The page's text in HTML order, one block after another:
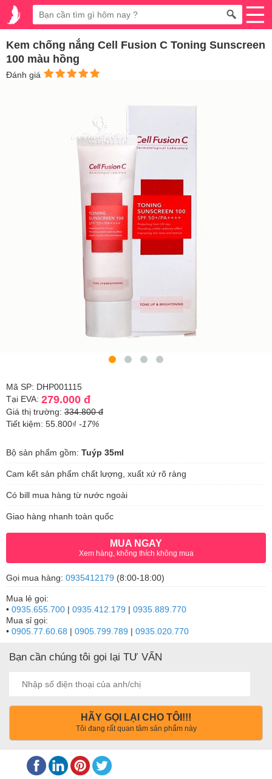
Kem chống nắng Cell Fusion C Toning Sunscreen
100 màu hồng
Đánh giá
Mã SP: DHP001115
Tại EVA: 279.000 đ
Giá thị trường: 334.800 đ
Tiết kiệm: 55.800₫ -17%
Bộ sản phẩm gồm: Tuýp 35ml
Cam kết sản phẩm chất lượng, xuất xứ rõ ràng
Có bill mua hàng từ nước ngoài
Giao hàng nhanh toàn quốc
MUA NGAY
Xem hàng, không thích không mua
Gọi mua hàng: 0935412179 (8:00-18:00)
Mua lẻ gọi:
• 0935.655.700 | 0935.412.179 | 0935.889.770
Mua sỉ gọi:
• 0905.77.60.68 | 0905.799.789 | 0935.020.770
Bạn cần chúng tôi gọi lại TƯ VẤN
HÃY GỌI LẠI CHO TÔI!!!
Tôi đang rất quan tâm sản phẩm này